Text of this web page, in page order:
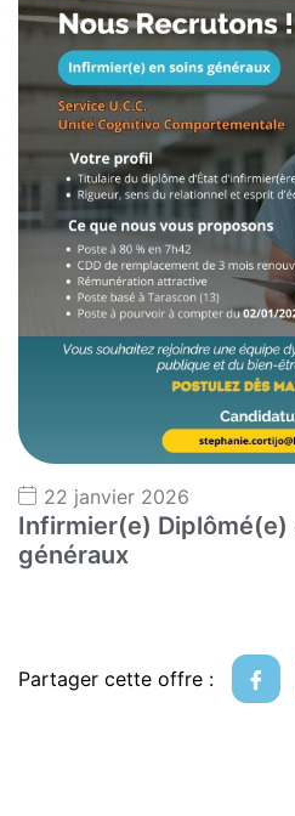
22 janvier 2026
Infirmier(e) Diplômé(e)
généraux
Partager cette offre :